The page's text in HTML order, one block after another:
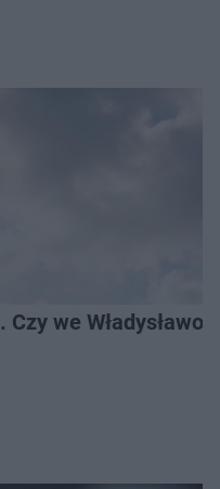
Czy we